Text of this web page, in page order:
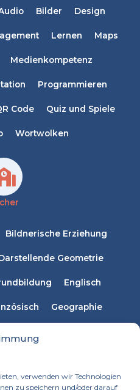
verwenden wir Technologien
zu speichern und/oder darauf
Bilder Design
Lernen Maps
Medienkompetenz
Programmieren
Code Quiz und Spiele
Wortwolken
Bildnerische Erziehung
Geometrie
Englisch
Geographie
Sprachen